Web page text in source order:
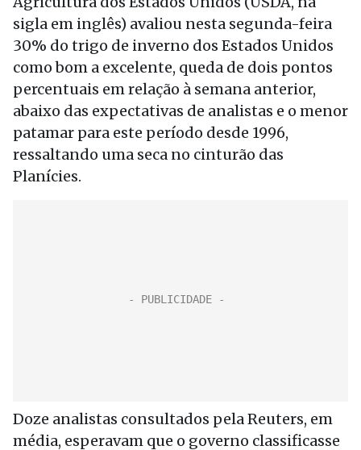
sigla em inglês) avaliou nesta segunda-feira
30% do trigo de inverno dos Estados Unidos
como bom a excelente, queda de dois pontos
percentuais em relação à semana anterior,
abaixo das expectativas de analistas e o menor
patamar para este período desde 1996,
ressaltando uma seca no cinturão das
Planícies.
Doze analistas consultados pela Reuters, em
média, esperavam que o governo classificasse